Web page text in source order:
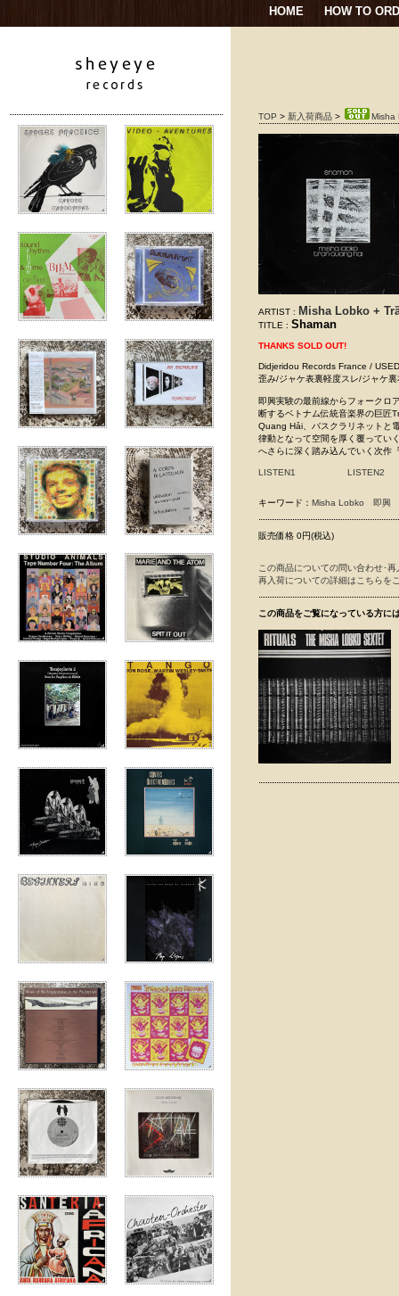
HOME HOW TO
TOP > 新入荷商品 > Misha
ARTIST : Misha Lobko +
TITLE : Shaman
THANKS SOLD OUT!
Didjeridou Records France /
歪み/ジャケ表裏軽度スレ/ジャケ
即興実験の最前線からフォークロ
断するベトナム伝統音楽界の巨匠
Quang Hải、バスクラリネットと
律動となって空間を厚く覆ってい
へさらに深く踏み込んでいく次
LISTEN1 LISTEN2
キーワード： Misha Lobko 即興
販売価格 0円(税込)
この商品についての問い合わせ･
再入荷についての詳細はこちらを
この商品をご覧になっている方に